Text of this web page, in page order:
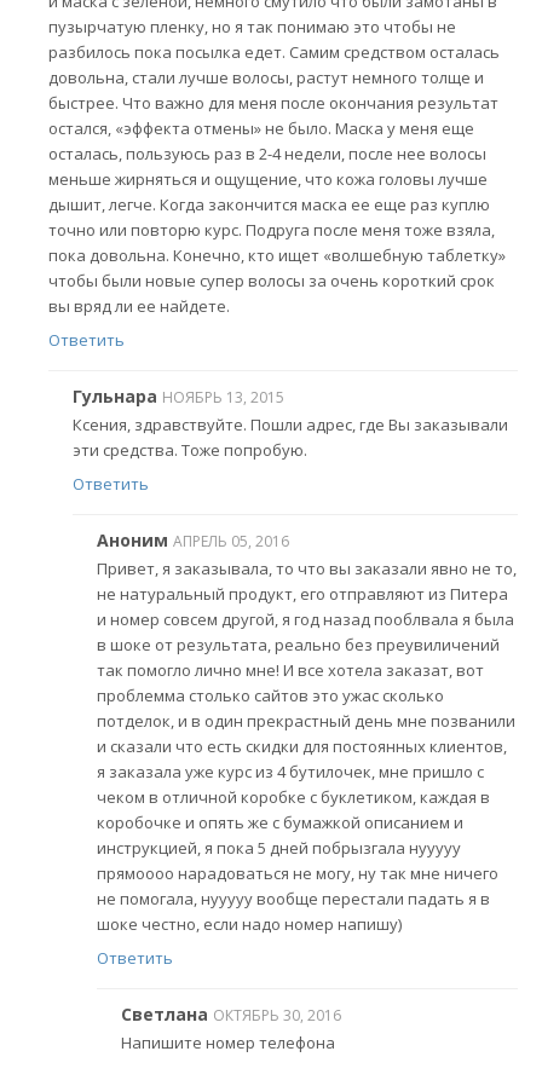
пузырчатую пленку, но я так понимаю это чтобы не
разбилось пока посылка едет. Самим средством осталась
довольна, стали лучше волосы, растут немного толще и
быстрее. Что важно для меня после окончания результат
остался, «эффекта отмены» не было. Маска у меня еще
осталась, пользуюсь раз в 2-4 недели, после нее волосы
меньше жирняться и ощущение, что кожа головы лучше
дышит, легче. Когда закончится маска ее еще раз куплю
точно или повторю курс. Подруга после меня тоже взяла,
пока довольна. Конечно, кто ищет «волшебную таблетку»
чтобы были новые супер волосы за очень короткий срок
вы вряд ли ее найдете.
Ответить
Гульнара НОЯБРЬ 13, 2015
Ксения, здравствуйте. Пошли адрес, где Вы заказывали
эти средства. Тоже попробую.
Ответить
Аноним АПРЕЛЬ 05, 2016
Привет, я заказывала, то что вы заказали явно не то,
не натуральный продукт, его отправляют из Питера
и номер совсем другой, я год назад пооблвала я была
в шоке от результата, реально без преувиличений
так помогло лично мне! И все хотела заказат, вот
проблемма столько сайтов это ужас сколько
потделок, и в один прекрастный день мне позванили
и сказали что есть скидки для постоянных клиентов,
я заказала уже курс из 4 бутилочек, мне пришло с
чеком в отличной коробке с буклетиком, каждая в
коробочке и опять же с бумажкой описанием и
инструкцией, я пока 5 дней побрызгала нууууу
прямоооо нарадоваться не могу, ну так мне ничего
не помогала, нууууу вообще перестали падать я в
шоке честно, если надо номер напишу)
Ответить
Светлана ОКТЯБРЬ 30, 2016
Напишите номер телефона